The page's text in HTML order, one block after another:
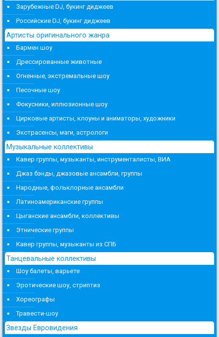
Зарубежные DJ, букинг диджеев
Российские DJ, букинг диджеев
Артисты оригинального жанра
Бармен шоу
Дрессированные животные
Огненные, экстремальные шоу
Песочные шоу
Фокусники, иллюзионные шоу
Цирковые артисты, клоуны и аниматоры, художники
Экстрасенсы, маги, астрологи
Музыкальные коллективы
Кавер группы, музыканты, инструменталисты, ВИА
Джаз бэнды, джазовые ансамбли, группы
Народные, фольклорные ансамбли
Латиноамериканские группы
Цыганские ансамбли, коллективы
Этнические группы
Кавер группы, музыканты из СПБ
Танцевальные коллективы
Шоу балеты, варьете
Эротические шоу, стриптиз
Хореографы
Травести-шоу
Звезды Евровидения